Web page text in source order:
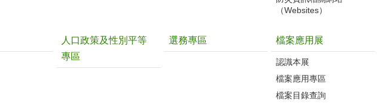
（Websites）
人口政策及性別平等
專區
選務專區 檔案應用展
認識本展
檔案應用專區
檔案目錄查詢